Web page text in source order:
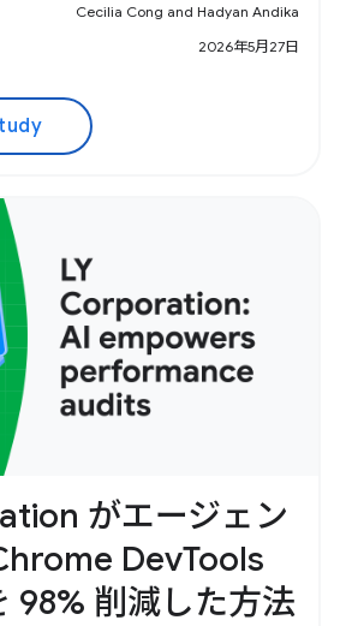
Cecilia Cong and Hadyan Andika
2026年5月27日
がエージェン
DevTools
98% 削減した方法